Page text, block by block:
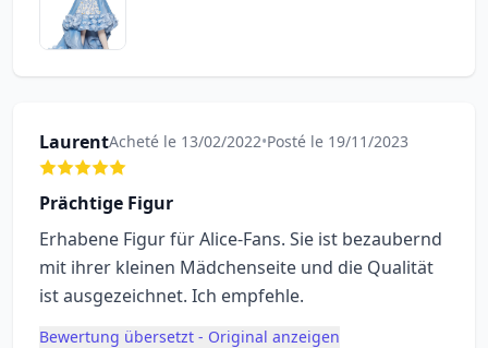
LaurentAcheté le 13/02/2022•Posté le 19/11/2023
Prächtige Figur
Erhabene Figur für Alice-Fans. Sie ist bezaubernd
mit ihrer kleinen Mädchenseite und die Qualität
ist ausgezeichnet. Ich empfehle.
Bewertung übersetzt - Original anzeigen